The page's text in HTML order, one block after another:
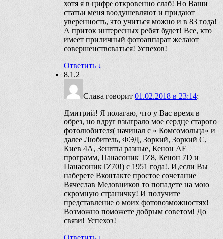
хотя я в цифре откровенно слаб! Но Ваши
статьи меня воодушевляют и придают
уверенность, что учиться можно и в 83 года!
А приток интересных ребят будет! Все, кто
имеет приличный фотоаппарат желают
совершенствоваться! Успехов!
Ответить ↓
8.1.2
Слава говорит 01.02.2018 в 23:14:
Дмитрий! Я полагаю, что у Вас время в
обрез, но вдруг взыграло мое сердце старого
фотолюбителя( начинал с « Комсомольца» и
далее Любитель, ФЭД, Зоркий, Зоркий С,
Киев 4А, Зениты разные, Кенон АЕ
программ, Панасоник TZ8, Кенон 7D и
ПанасоникTZ70!) c 1951 года!. И,если Вы
наберете Вконтакте простое сочетание
Вячеслав Медовников то попадете на мою
скромную страничку! И получите
представление о моих фотовозможностях!
Возможно поможете добрым советом! До
связи! Успехов!